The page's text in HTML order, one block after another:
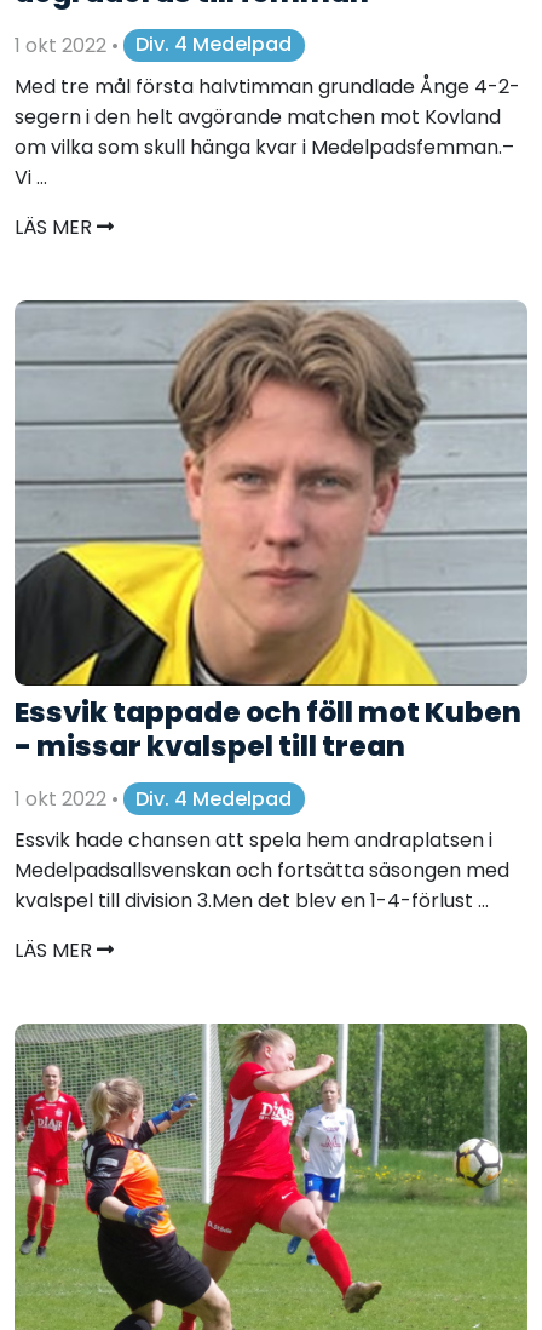
1 okt 2022 •
Div. 4 Medelpad
Med tre mål första halvtimman grundlade Ånge 4-2-
segern i den helt avgörande matchen mot Kovland
om vilka som skull hänga kvar i Medelpadsfemman.–
Vi ...
LÄS MER
Essvik tappade och föll mot Kuben
- missar kvalspel till trean
1 okt 2022 •
Div. 4 Medelpad
Essvik hade chansen att spela hem andraplatsen i
Medelpadsallsvenskan och fortsätta säsongen med
kvalspel till division 3.Men det blev en 1-4-förlust ...
LÄS MER